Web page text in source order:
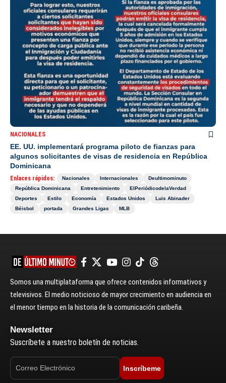
NACIONALES
EE. UU. implementará programa piloto de fianzas para
algunos solicitantes de visas de residencia en República
Dominicana
Enlaces rápidos: Nacionales Internacionales
Deultimominuto
República Dominicana
Entretenimiento
ElPeriódicodelaVerdad
Deportes
Estilo Economía Estados Unidos
Luis Abinader
Béisbol
portada Grandes Ligas MLB
Somos una multiplataforma que ofrece contenidos informativos y
televisivos. El medio noticioso de mayor crecimiento en audiencia en
el menor tiempo en la historia de la comunicación caribeña.
Newsletter
Suscríbete a nuestro boletín de noticias.
Inscríbeme